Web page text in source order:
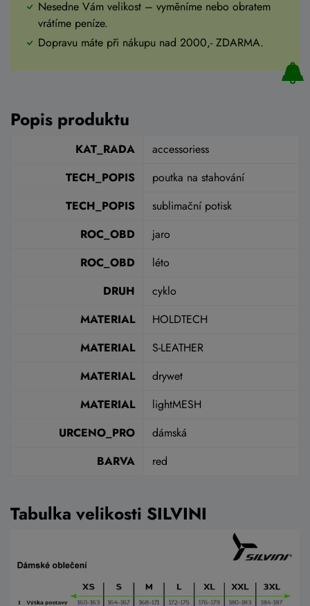
Nesedne Vám velikost – vyměníme nebo obratem
vrátíme peníze.
Dopravu máte při nákupu nad 2000,- ZDARMA.
Popis produktu
KAT_RADA
accessoriess
TECH_POPIS
poutka na stahování
TECH_POPIS
sublimační potisk
ROC_OBD
jaro
ROC_OBD
léto
DRUH
cyklo
MATERIAL
HOLDTECH
MATERIAL
S-LEATHER
MATERIAL
drywet
MATERIAL
lightMESH
URCENO_PRO
dámská
BARVA
red
Tabulka velikosti SILVINI